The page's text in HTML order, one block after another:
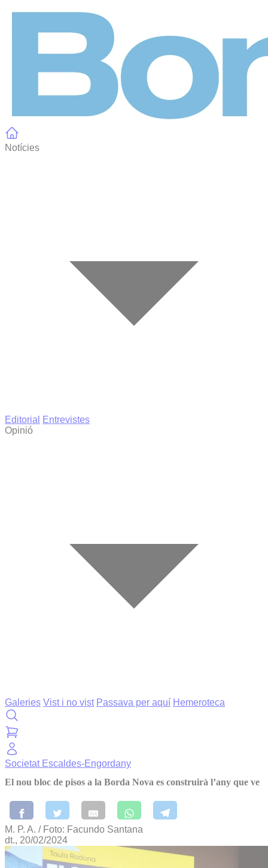
Notícies
Editorial
Entrevistes
Opinió
Galeries Vist i no vist Passava per aquí Hemeroteca
Societat Escaldes-Engordany
El nou bloc de pisos a la Borda Nova es construirà l’any que ve
M. P. A. / Foto: Facundo Santana
dt., 20/02/2024